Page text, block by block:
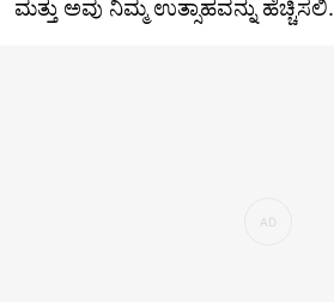
ಮತ್ತು ಅವು ನಿಮ್ಮ ಉತ್ಸಾಹವನ್ನು ಹೆಚ್ಚಿಸಲಿ.